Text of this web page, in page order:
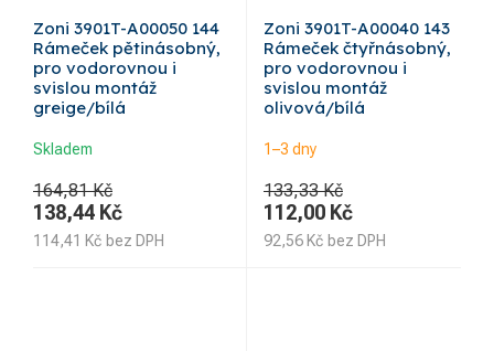
Zoni 3901T-A00050 144
Rámeček pětinásobný,
pro vodorovnou i
svislou montáž
greige/bílá
Skladem
164,81 Kč
138,44 Kč
114,41 Kč bez DPH
Zoni 3901T-A00040 143
Rámeček čtyřnásobný,
pro vodorovnou i
svislou montáž
olivová/bílá
1–3 dny
133,33 Kč
112,00 Kč
92,56 Kč bez DPH